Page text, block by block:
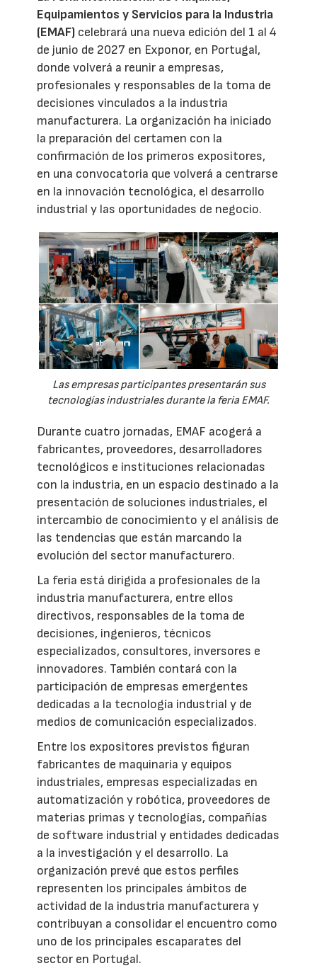
Equipamientos y Servicios para la Industria
(EMAF) celebrará una nueva edición del 1 al 4
de junio de 2027 en Exponor, en Portugal,
donde volverá a reunir a empresas,
profesionales y responsables de la toma de
decisiones vinculados a la industria
manufacturera. La organización ha iniciado
la preparación del certamen con la
confirmación de los primeros expositores,
en una convocatoria que volverá a centrarse
en la innovación tecnológica, el desarrollo
industrial y las oportunidades de negocio.
Las empresas participantes presentarán sus
tecnologías industriales durante la feria EMAF.
Durante cuatro jornadas, EMAF acogerá a
fabricantes, proveedores, desarrolladores
tecnológicos e instituciones relacionadas
con la industria, en un espacio destinado a la
presentación de soluciones industriales, el
intercambio de conocimiento y el análisis de
las tendencias que están marcando la
evolución del sector manufacturero.
La feria está dirigida a profesionales de la
industria manufacturera, entre ellos
directivos, responsables de la toma de
decisiones, ingenieros, técnicos
especializados, consultores, inversores e
innovadores. También contará con la
participación de empresas emergentes
dedicadas a la tecnología industrial y de
medios de comunicación especializados.
Entre los expositores previstos figuran
fabricantes de maquinaria y equipos
industriales, empresas especializadas en
automatización y robótica, proveedores de
materias primas y tecnologías, compañías
de software industrial y entidades dedicadas
a la investigación y el desarrollo. La
organización prevé que estos perfiles
representen los principales ámbitos de
actividad de la industria manufacturera y
contribuyan a consolidar el encuentro como
uno de los principales escaparates del
sector en Portugal.